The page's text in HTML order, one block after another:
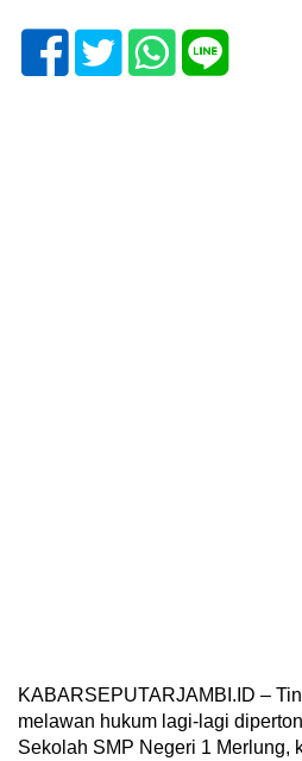
KABARSEPUTARJAMBI.ID –
melawan hukum lagi-lagi
Sekolah SMP Negeri 1 Merlung,